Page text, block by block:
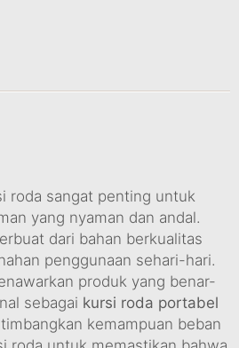
roda sangat penting untuk
yang nyaman dan andal.
dari bahan berkualitas
penggunaan sehari-hari.
produk yang benar-
sebagai kursi roda portabel
kemampuan beban